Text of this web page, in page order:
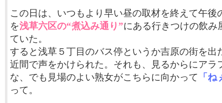
この日は、いつもより早い昼の取材を終えて午後
を浅草六区の“煮込み通り”にある行きつけの飲み
ていた。
すると浅草５丁目のバス停というか吉原の街を出
近間で声をかけられた。それも、見るからにアラ
な、でも見場のよい熟女がこちらに向かって 「
って。